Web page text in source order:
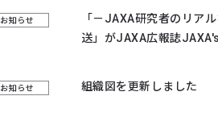
お知らせ
「－JAXA研究者のリア
送」がJAXA広報誌
お知らせ 組織図を更新しました